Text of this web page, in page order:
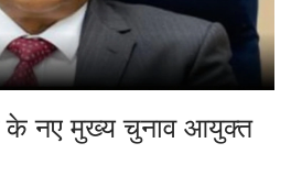
के नए मुख्य चुनाव आयुक्त